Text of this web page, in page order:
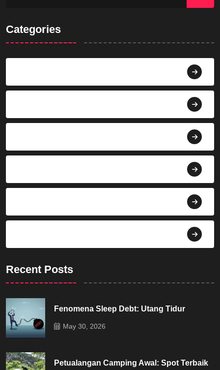
Categories
Recent Posts
Fenomena Sleep Debt: Utang Tidur
May 30, 2026
Petualangan Camping Awal: Spot Terbaik